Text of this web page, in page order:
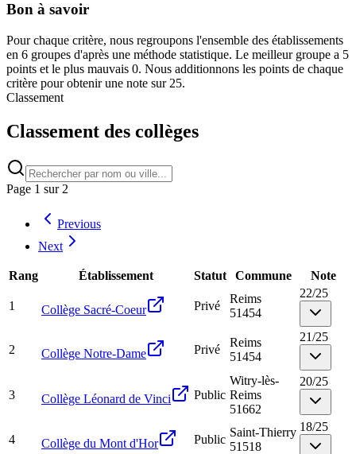
Bon à savoir
Pour chaque critère, nous regroupons l'ensemble des établissements
en 6 groupes d'après une méthode statistique. Le meilleur groupe a 5
points et le plus mauvais 0. Nous additionnons les points de chaque
critère pour obtenir une note sur 25.
Classement
Classement des collèges
Page 1 sur 2
Previous
Next
Rang Établissement Statut Commune Note
1 Collège Sacré-Coeur Privé
Reims
51454
22/25
2 Collège Notre-Dame Privé
Reims
51454
21/25
3 Collège Léonard de Vinci Public
Witry-lès-
Reims
51662
20/25
4 Collège du Mont d'Hor Public
Saint-Thierry
51518
18/25